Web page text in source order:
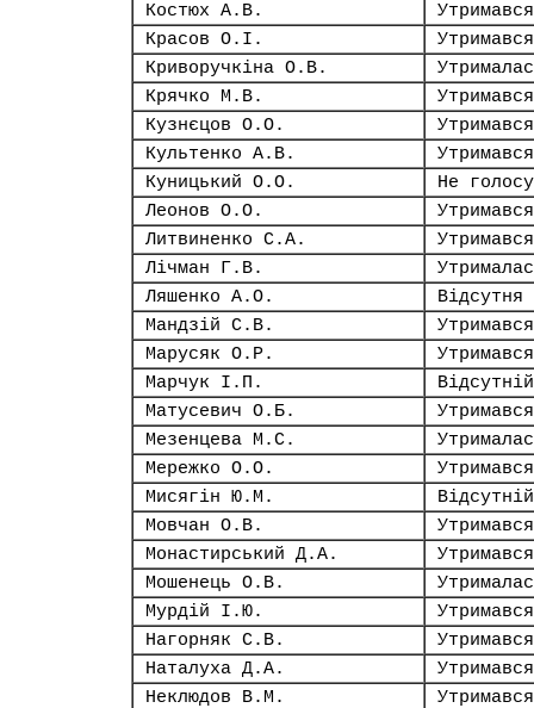
Костюх А.В.
Утримався
Красов О.І.
Утримався
Криворучкіна О.В.
Крячко М.В.
Утримався
Кузнєцов О.О.
Утримався
Культенко А.В.
Утримався
Куницький О.О.
Не
Леонов О.О.
Утримався
Литвиненко С.А.
Утримався
Лічман Г.В.
Ляшенко А.О.
Відсутня
Мандзій С.В.
Утримався
Марусяк О.Р.
Утримався
Марчук І.П.
Відсутній
Матусевич О.Б.
Утримався
Мезенцева М.С.
Мережко О.О.
Утримався
Мисягін Ю.М.
Відсутній
Мовчан О.В.
Утримався
Монастирський Д.А.
Утримався
Мошенець О.В.
Мурдій І.Ю.
Утримався
Нагорняк С.В.
Утримався
Наталуха Д.А.
Утримався
Неклюдов В.М.
Утримався